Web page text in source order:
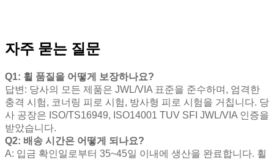
자주 묻는 질문
Q1: 휠 품질을 어떻게 보장하나요?
답변: 당사의 모든 제품은 JWL/VIA 표준을 준수하며, 엄격한
충격 시험, 코너링 피로 시험, 방사형 피로 시험을 거칩니다. 당
사 공장은 ISO/TS16949, ISO14001 TUV SFI JWL/VIA 인증을
받았습니다.
Q2: 배송 시간은 어떻게 되나요?
A: 입금 확인일로부터 35~45일 이내에 생산을 완료합니다. 휠